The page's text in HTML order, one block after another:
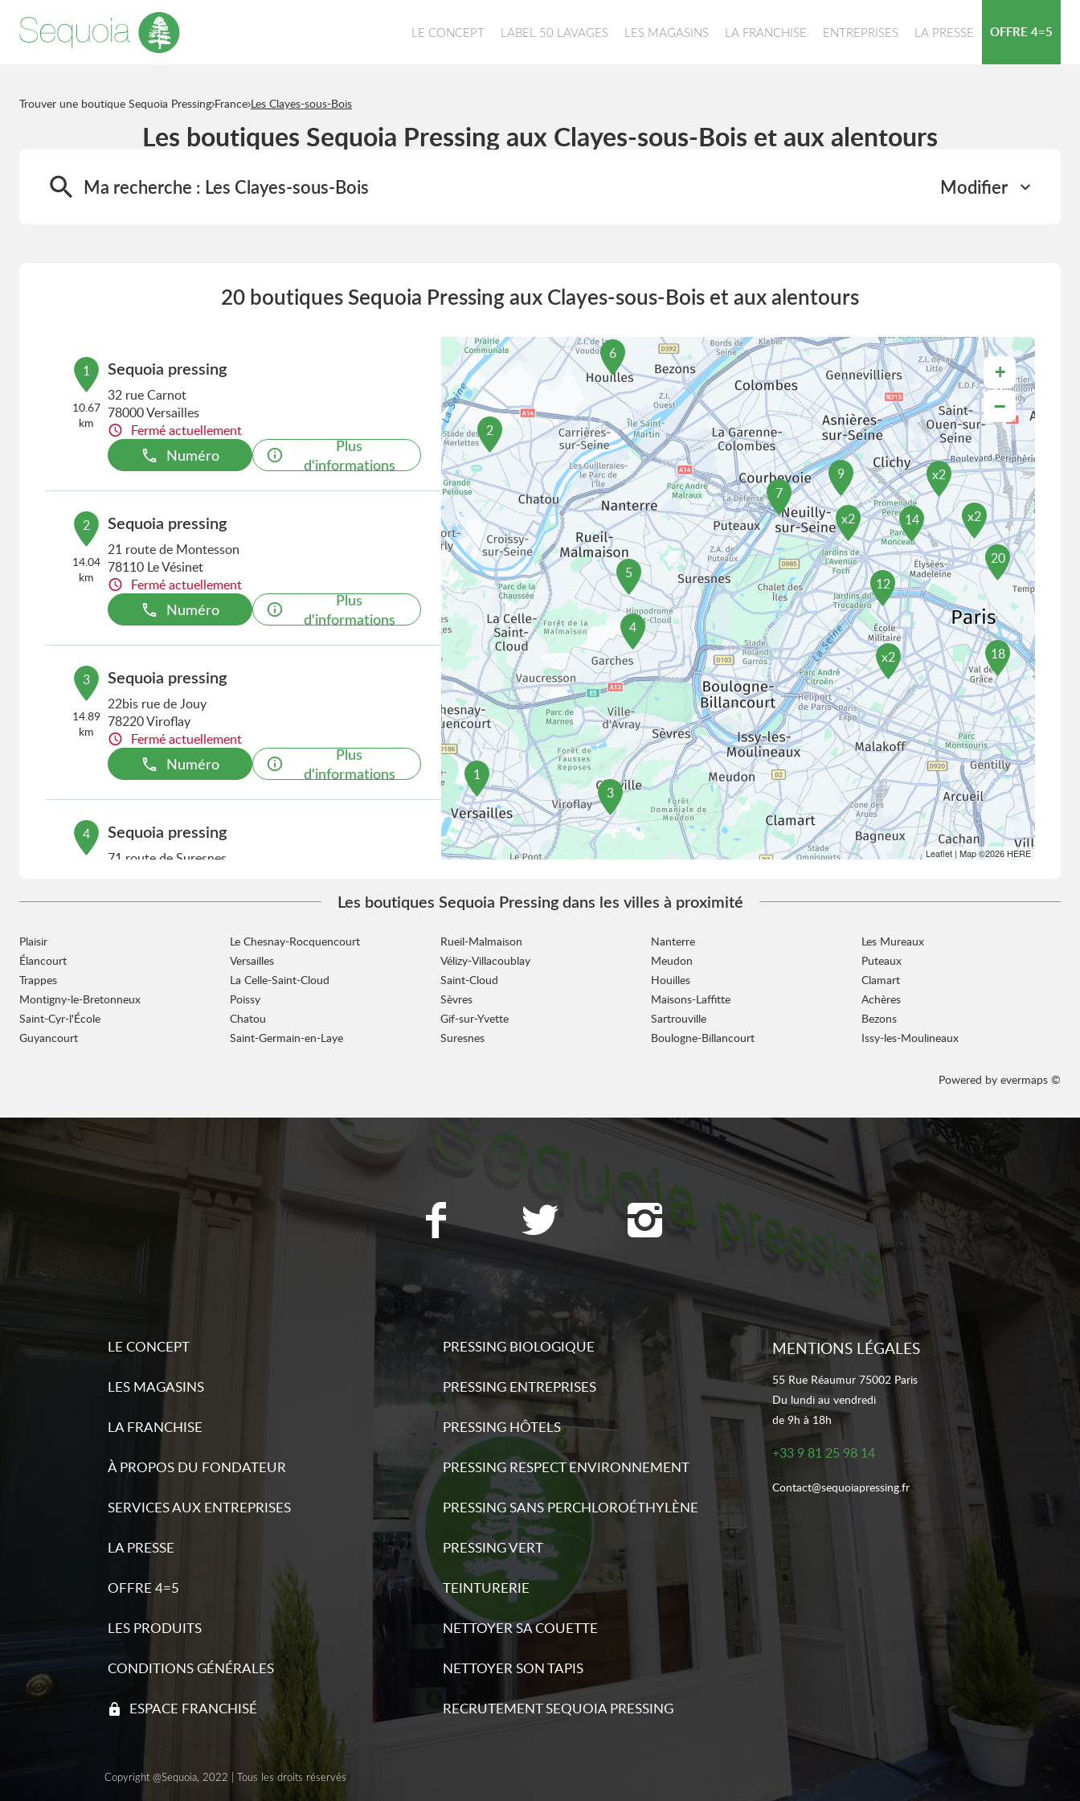
LE CONCEPT LABEL 50 LAVAGES LES MAGASINS LA FRANCHISE ENTREPRISES LA PRESSE OFFRE 4=5
Trouver une boutique Sequoia Pressing France Les Clayes-sous-Bois
Les boutiques Sequoia Pressing aux Clayes-sous-Bois et aux alentours
Ma recherche : Les Clayes-sous-Bois Modifier
20 boutiques Sequoia Pressing aux Clayes-sous-Bois et aux alentours
1
10.67
km
Sequoia pressing
32 rue Carnot
78000 Versailles
Fermé actuellement
Numéro
Plus
d'informations
2
14.04
km
Sequoia pressing
21 route de Montesson
78110 Le Vésinet
Fermé actuellement
Numéro
Plus
d'informations
3
14.89
km
Sequoia pressing
22bis rue de Jouy
78220 Viroflay
Fermé actuellement
Numéro
Plus
d'informations
4 Sequoia pressing
71 route de Suresnes
Plus
15.88
48 avenue de Fouilleuse
92500 Rueil-Malmaison
Fermé actuellement
13 place michelet
Fermé actuellement
Numéro
d'informations
92200 Neuilly-sur-Seine
Fermé actuellement
Numéro
39 rue Pergolèse
Fermé actuellement
d'informations
43 rue Marius Aufan
Fermé actuellement
d'informations
60 rue Dombasle
20
14 x2
x2
18
12
x2
7
9
x2
6
2
3
1
5
4
+
−
Leaflet| Map ©2026 HERE
Les boutiques Sequoia Pressing dans les villes à proximité
Plaisir
Élancourt
Trappes
Montigny-le-Bretonneux
Saint-Cyr-l'École
Guyancourt
Le Chesnay-Rocquencourt
Versailles
La Celle-Saint-Cloud
Poissy
Chatou
Saint-Germain-en-Laye
Rueil-Malmaison
Vélizy-Villacoublay
Saint-Cloud
Sèvres
Gif-sur-Yvette
Suresnes
Nanterre
Meudon
Houilles
Maisons-Laffitte
Sartrouville
Boulogne-Billancourt
Les Mureaux
Puteaux
Clamart
Achères
Bezons
Issy-les-Moulineaux
Powered by evermaps ©
LE CONCEPT
LES MAGASINS
LA FRANCHISE
À PROPOS DU FONDATEUR
SERVICES AUX ENTREPRISES
LA PRESSE
OFFRE 4=5
LES PRODUITS
CONDITIONS GÉNÉRALES
ESPACE FRANCHISÉ
PRESSING BIOLOGIQUE
PRESSING ENTREPRISES
PRESSING HÔTELS
PRESSING RESPECT ENVIRONNEMENT
PRESSING SANS PERCHLOROÉTHYLÈNE
PRESSING VERT
TEINTURERIE
NETTOYER SA COUETTE
NETTOYER SON TAPIS
RECRUTEMENT SEQUOIA PRESSING
MENTIONS LÉGALES
55 Rue Réaumur 75002 Paris
Du lundi au vendredi
de 9h à 18h
+33 9 81 25 98 14
Contact@sequoiapressing.fr
Copyright @Sequoia, 2022 | Tous les droits réservés